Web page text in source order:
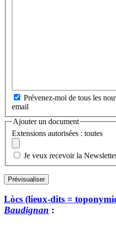
Prévenez-moi de tous les
email
Ajouter un document
Extensions autorisées : toutes
Je veux recevoir la
Lòcs (lieux-dits =
Baudignan :